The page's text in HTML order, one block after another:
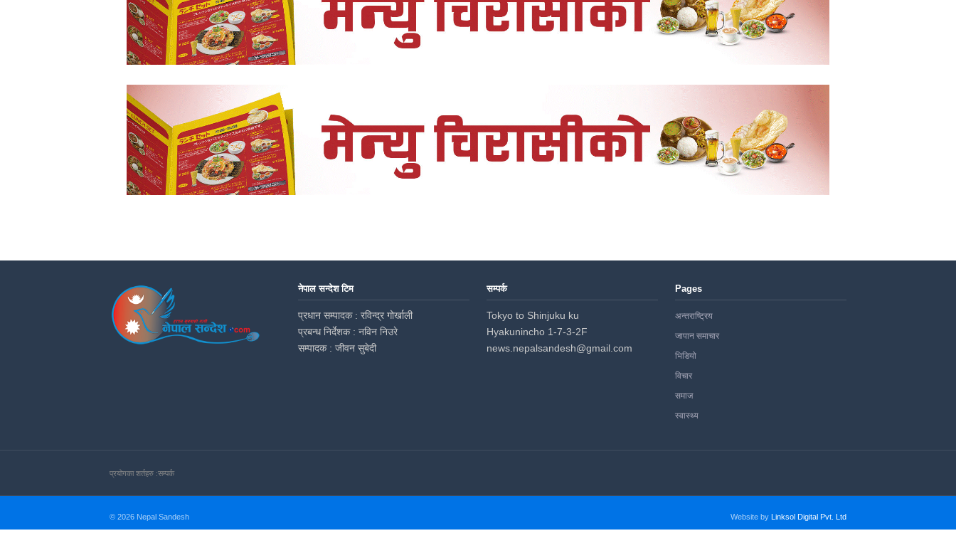
नेपाल सन्देश टिम
प्रधान सम्पादक : रविन्द्र गोर्खाली
प्रबन्ध निर्देशक : नविन निउरे
सम्पादक : जीवन सुबेदी
सम्पर्क
Tokyo to Shinjuku ku
Hyakunincho 1-7-3-2F
news.nepalsandesh@gmail.com
Pages
अन्तराष्ट्रिय
जापान समाचार
भिडियो
विचार
समाज
स्वास्थ्य
प्रयोगका शर्तहरु :सम्पर्क
© 2026 Nepal Sandesh Website by Linksol Digital Pvt. Ltd